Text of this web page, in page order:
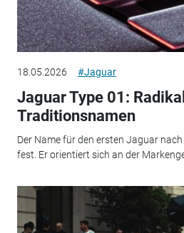
18.05.2026 #Jaguar
Jaguar Type 01:
Traditionsnamen
Der Name für den ersten Jaguar
fest. Er orientiert sich an der